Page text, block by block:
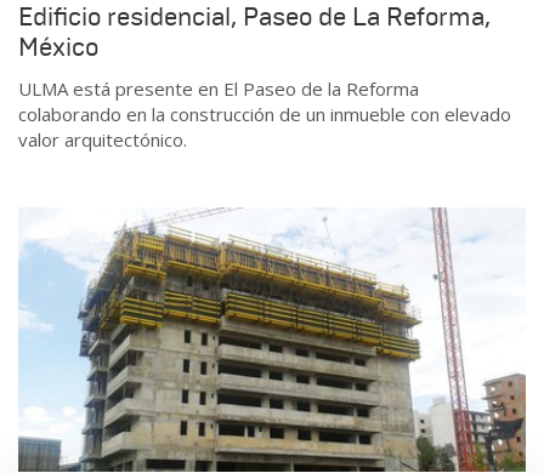
Edificio residencial, Paseo de La Reforma,
México
ULMA está presente en El Paseo de la Reforma
colaborando en la construcción de un inmueble con elevado
valor arquitectónico.